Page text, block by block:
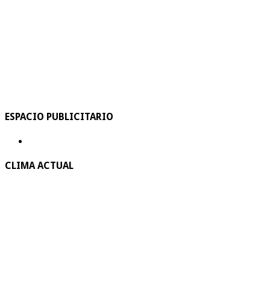
ESPACIO PUBLICITARIO
CLIMA ACTUAL